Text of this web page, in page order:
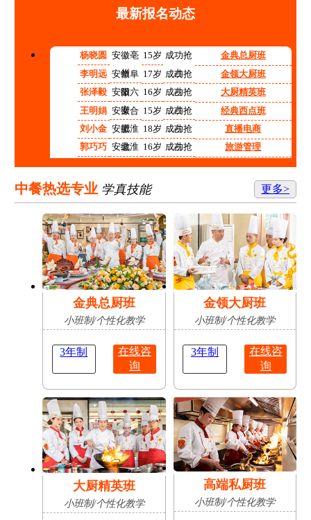
最新报名动态
杨晓圆
安徽亳
州
15岁 成功抢
占
金典总厨班
李明远 安徽阜
阳
17岁 成功抢
占
金领大厨班
张泽毅 安徽六
安
16岁 成功抢
占
大厨精英班
王明娟 安徽合
肥
15岁 成功抢
占
经典西点班
刘小金 安徽淮
北
18岁 成功抢
占
直播电商
郭巧巧
安徽淮
南
16岁 成功抢
占
旅游管理
程红红 安徽铜
陵
14岁 成功抢
高中阶段预备技师班
张志强 安徽宿
州
15岁
占
计算机应用技术
李涛
安徽合
肥
17岁 成功抢
机电技术应用
陈志豪 安徽亳
州
16岁 成功抢
占
无人机应用技术
中餐热选专业 学真技能 更多>
金典总厨班
小班制/个性化教学
3年制
在线咨
询
金领大厨班
小班制/个性化教学
3年制
在线咨
询
大厨精英班
小班制/个性化教学
高端私厨班
小班制/个性化教学